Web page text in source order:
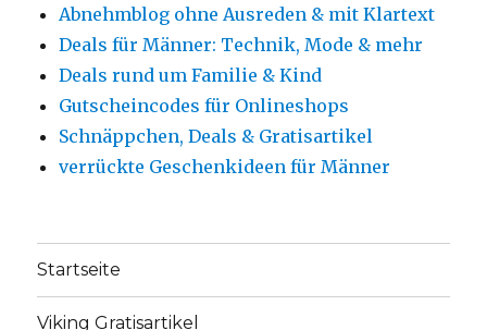
Abnehmblog ohne Ausreden & mit Klartext
Deals für Männer: Technik, Mode & mehr
Deals rund um Familie & Kind
Gutscheincodes für Onlineshops
Schnäppchen, Deals & Gratisartikel
verrückte Geschenkideen für Männer
Startseite
Viking Gratisartikel